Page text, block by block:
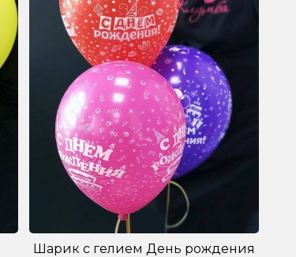
Шарик с гелием День рождения